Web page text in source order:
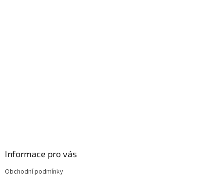
Informace pro vás
Obchodní podmínky